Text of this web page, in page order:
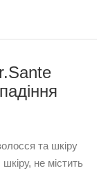
та шкіру
не містить